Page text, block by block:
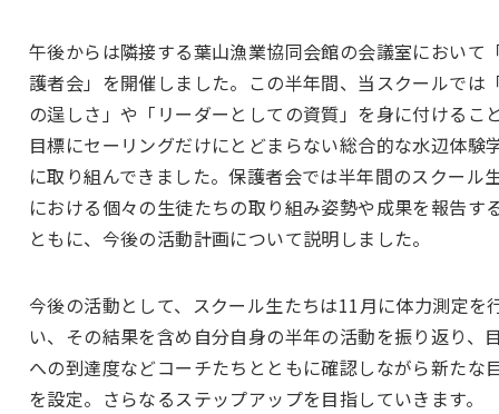
午後からは隣接する葉山漁業協同会館の会議室において
護者会」を開催しました。この半年間、当スクールでは
の逞しさ」や「リーダーとしての資質」を身に付けるこ
目標にセーリングだけにとどまらない総合的な水辺体験
に取り組んできました。保護者会では半年間のスクール
における個々の生徒たちの取り組み姿勢や成果を報告す
ともに、今後の活動計画について説明しました。
今後の活動として、スクール生たちは11月に体力測定を
い、その結果を含め自分自身の半年の活動を振り返り、
への到達度などコーチたちとともに確認しながら新たな
を設定。さらなるステップアップを目指していきます。